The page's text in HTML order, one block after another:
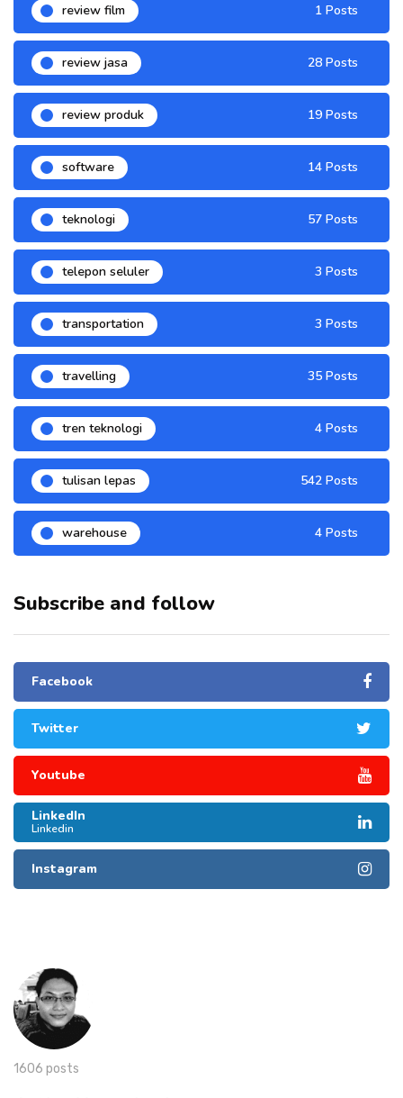
review film 1 Posts
review jasa 28 Posts
review produk 19 Posts
software 14 Posts
teknologi 57 Posts
telepon seluler 3 Posts
transportation 3 Posts
travelling 35 Posts
tren teknologi 4 Posts
tulisan lepas 542 Posts
warehouse 4 Posts
Subscribe and follow
Facebook
Twitter
Youtube
LinkedIn
Linkedin
Instagram
1606 posts